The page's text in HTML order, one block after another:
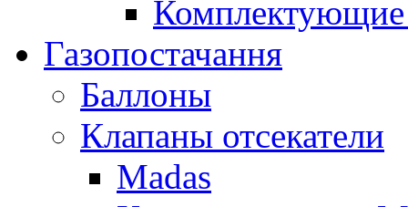
Комплектующие
Газопостачання
Баллоны
Клапаны отсекатели
Madas